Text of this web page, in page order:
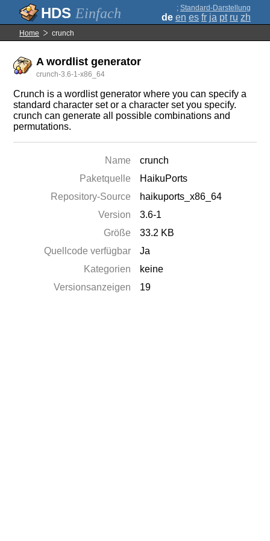
Einfach ; Standard-Darstellung
de en es fr ja pt ru zh
Home crunch
A wordlist generator
crunch-3.6-1-x86_64
Crunch is a wordlist generator where you can specify a
standard character set or a character set you specify.
crunch can generate all possible combinations and
permutations.
Name
crunch
Paketquelle
HaikuPorts
Repository-Source
haikuports_x86_64
Version
3.6-1
Größe
33.2 KB
Quellcode verfügbar
Ja
Kategorien
keine
Versionsanzeigen
19